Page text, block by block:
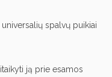
spalvų puikiai
ją prie esamos